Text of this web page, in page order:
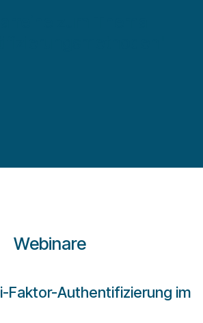
Webinare
Faktor-Authentifizierung im